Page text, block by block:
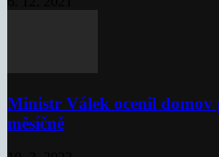
Ministr Válek ocenil domov
měsíčně